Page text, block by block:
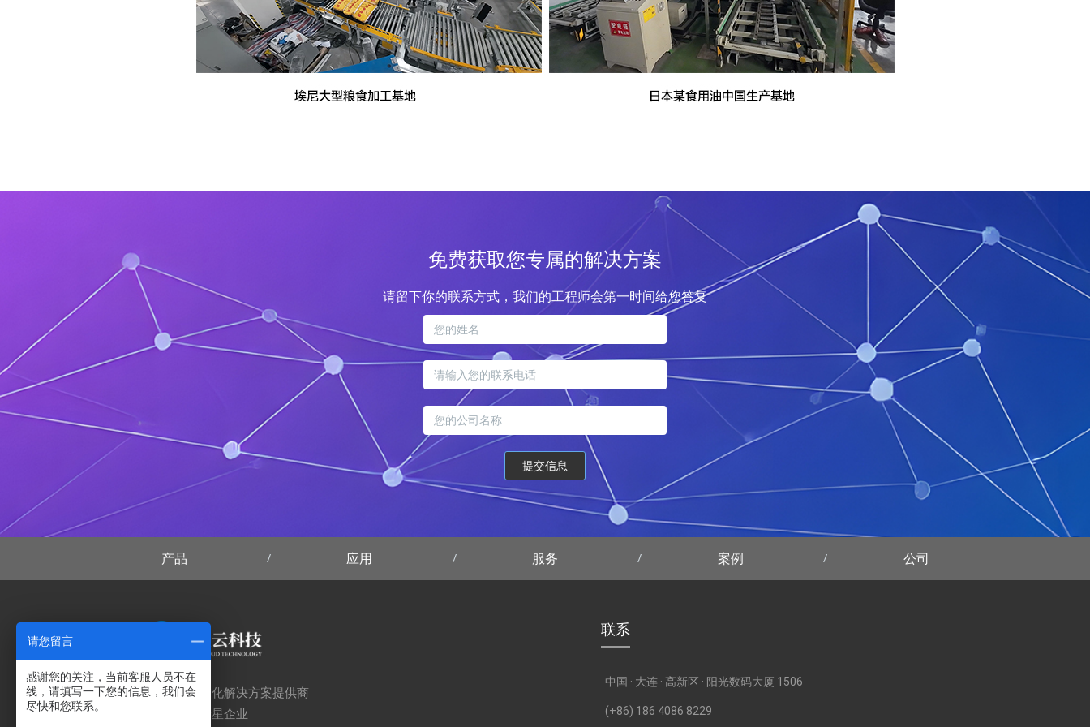
免费获取您专属的解决方案
请留下你的联系方式，我们的工程师会第一时间给您答复
提交信息
产品 应用 服务 案例 公司
行业顶尖的数智化解决方案提供商
互联网领域的新星企业
联系
中国 · 大连 · 高新区 · 阳光数码大厦 1506
(+86) 186 4086 8229
请您留言
感谢您的关注，当前客服人员不在
线，请填写一下您的信息，我们会
尽快和您联系。